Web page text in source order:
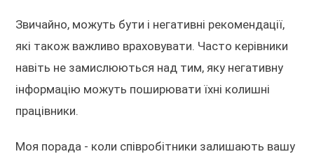
Звичайно, можуть бути і негативні рекомендації,
які також важливо враховувати. Часто керівники
навіть не замислюються над тим, яку негативну
інформацію можуть поширювати їхні колишні
працівники.
Моя порада - коли співробітники залишають вашу